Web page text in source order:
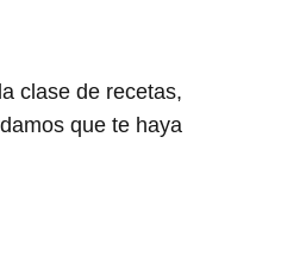
clase de recetas,
que te haya